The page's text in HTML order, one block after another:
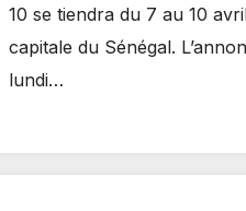
10 se tiendra du 7 au 10
capitale du Sénégal.
lundi…